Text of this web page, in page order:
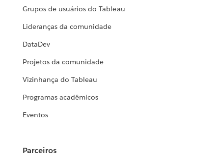
Grupos de usuários do Tableau
Lideranças da comunidade
DataDev
Projetos da comunidade
Vizinhança do Tableau
Programas acadêmicos
Eventos
Parceiros